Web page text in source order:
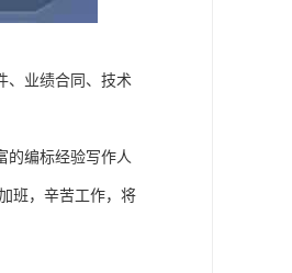
、业绩合同、技术
的编标经验写作人
班，辛苦工作，将